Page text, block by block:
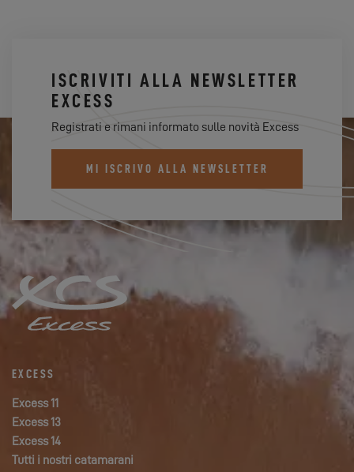
ISCRIVITI ALLA NEWSLETTER
EXCESS
Registrati e rimani informato sulle novità Excess
MI ISCRIVO ALLA NEWSLETTER
EXCESS
Excess 11
Excess 13
Excess 14
Tutti i nostri catamarani